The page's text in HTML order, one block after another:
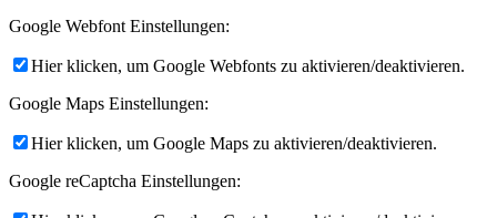
Google Webfont Einstellungen:
Hier klicken, um Google Webfonts zu aktivieren/deaktivieren.
Google Maps Einstellungen:
Hier klicken, um Google Maps zu aktivieren/deaktivieren.
Google reCaptcha Einstellungen: